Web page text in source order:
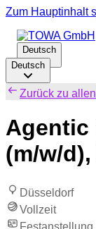
Zum Hauptinhalt
Deutsch
Deutsch
Zurück zu
Agentic
(m/w/
Düsseldorf
Vollzeit
Festanstellung